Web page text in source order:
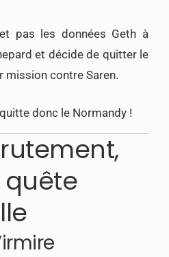
pas les données Geth à
et décide de quitter le
mission contre Saren.
donc le Normandy !
quête